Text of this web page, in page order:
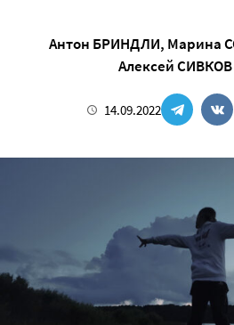
Антон БРИНДЛИ, Марина
Алексей
14.09.2022